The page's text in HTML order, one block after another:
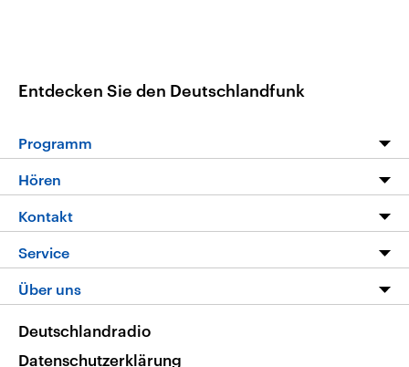
Entdecken Sie den Deutschlandfunk
Programm
Programm
Die Nachrichten
Nachrichtenleicht
Neue Beiträge auf dlf.de
Hören
Livestream
Podcasts
Deutschlandfunk App
Nachrichten App
Frequenzen
Kontakt
Hörerservice
Service
FAQ
Veranstaltungen
Über uns
Deutschlandradio
Datenschutzerklärung